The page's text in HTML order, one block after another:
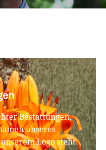
Bestattungen,
unseres
Logo steht